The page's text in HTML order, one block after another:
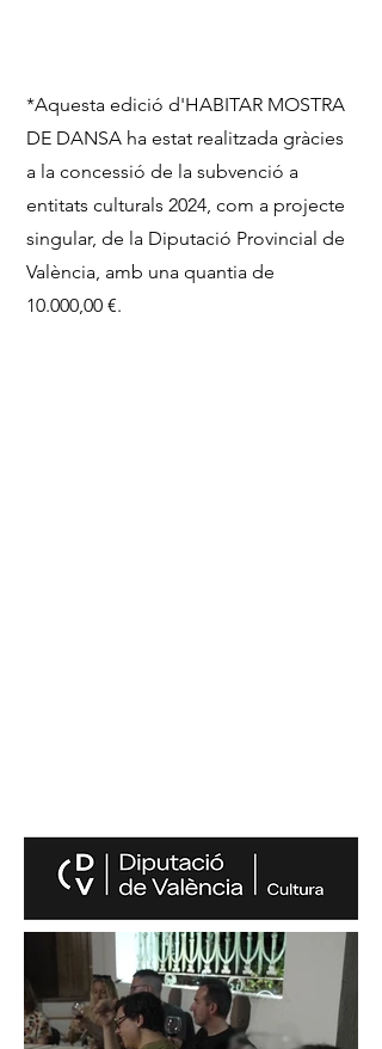
*Aquesta edició d'HABITAR MOSTRA
DE DANSA ha estat realitzada gràcies
a la concessió de la subvenció a
entitats culturals 2024, com a projecte
singular, de la Diputació Provincial de
València, amb una quantia de
10.000,00 €.